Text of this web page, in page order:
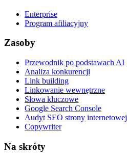
Enterprise
Program afiliacyjny
Zasoby
Przewodnik po podstawach AI
Analiza konkurencji
Link building
Linkowanie wewnętrzne
Słowa kluczowe
Google Search Console
Audyt SEO strony internetowej
Copywriter
Na skróty